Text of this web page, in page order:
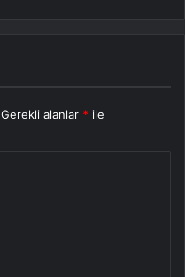
Gerekli alanlar * ile